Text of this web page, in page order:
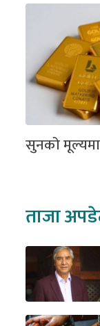
सुनको
ताजा